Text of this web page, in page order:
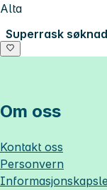
Alta
Superrask søknad
Om oss
Kontakt oss
Personvern